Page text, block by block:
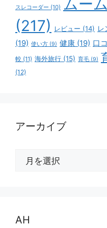
スレコーダー (10) ムー
(217)
レビュー (14) レ
(19) 使い方 (9) 健康 (19) 口
較 (11) 海外旅行 (15) 育毛 (9)
(12)
アーカイブ
AH